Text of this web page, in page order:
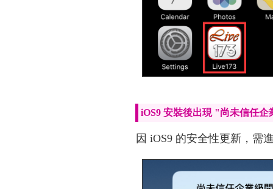
iOS9 安裝後出現 "尚未信任
因 iOS9 的安全性更新，需